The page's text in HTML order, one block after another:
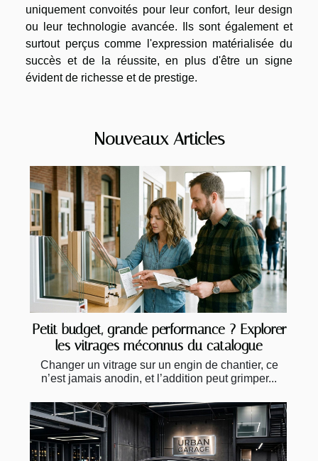
uniquement convoités pour leur confort, leur design
ou leur technologie avancée. Ils sont également et
surtout perçus comme l'expression matérialisée du
succès et de la réussite, en plus d'être un signe
évident de richesse et de prestige.
Nouveaux Articles
Petit budget, grande performance ? Explorer
les vitrages méconnus du catalogue
Changer un vitrage sur un engin de chantier, ce
n’est jamais anodin, et l’addition peut grimper...